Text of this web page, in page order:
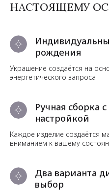
НАСТОЯЩЕМУ
рождения
Украшение создаётся на
энергетического запроса
Ручная сборка
настройкой
Каждое изделие создаётся
вниманием к вашему
Два варианта
выбор